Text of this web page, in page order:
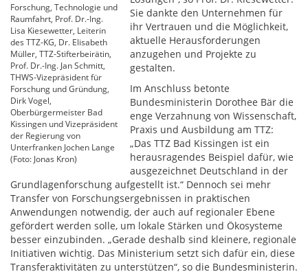
Forschung, Technologie und
Raumfahrt, Prof. Dr.-Ing.
Lisa Kiesewetter, Leiterin
des TTZ-KG, Dr. Elisabeth
Müller, TTZ-Stifterbeirätin,
Prof. Dr.-Ing. Jan Schmitt,
THWS-Vizepräsident für
Forschung und Gründung,
Dirk Vogel,
Oberbürgermeister Bad
Kissingen und Vizepräsident
der Regierung von
Unterfranken Jochen Lange
(Foto: Jonas Kron)
Sie dankte den Unternehmen für
ihr Vertrauen und die Möglichkeit,
aktuelle Herausforderungen
anzugehen und Projekte zu
gestalten.
Im Anschluss betonte
Bundesministerin Dorothee Bär die
enge Verzahnung von Wissenschaft,
Praxis und Ausbildung am TTZ:
„Das TTZ Bad Kissingen ist ein
herausragendes Beispiel dafür, wie
ausgezeichnet Deutschland in der
Grundlagenforschung aufgestellt ist.“ Dennoch sei mehr
Transfer von Forschungsergebnissen in praktischen
Anwendungen notwendig, der auch auf regionaler Ebene
gefördert werden solle, um lokale Stärken und Ökosysteme
besser einzubinden. „Gerade deshalb sind kleinere, regionale
Initiativen wichtig. Das Ministerium setzt sich dafür ein, diese
Transferaktivitäten zu unterstützen“, so die Bundesministerin.